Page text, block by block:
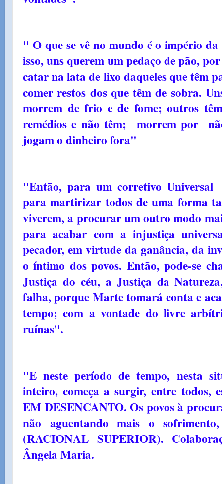
" O que se vê no mundo é o império
isso, uns querem um pedaço de pão,
catar na lata de lixo daqueles que têm
comer restos dos que têm de sobra.
morrem de frio e de fome; outros
remédios e não têm; morrem por
jogam o dinheiro fora"
"Então, para um corretivo
para martirizar todos de uma forma
viverem, a procurar um outro modo
para acabar com a injustiça
pecador, em virtude da ganância, da
o íntimo dos povos. Então, pode-se
Justiça do céu, a Justiça da
falha, porque Marte tomará conta e
tempo; com a vontade do livre
ruínas".
"E neste período de tempo, nesta
inteiro, começa a surgir, entre todos,
EM DESENCANTO. Os povos à
não aguentando mais o
(RACIONAL SUPERIOR).
Ângela Maria.